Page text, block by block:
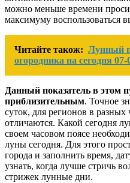
можно меньше времени
максимуму воспользоваться
Читайте також: Лунный
огородника на сегодня 07-
Данный показатель в этом
приблизительным. Точное
суток, для регионов в разных
отличаются. Какой сегодня
своем часовом поясе
луны сегодня. Для этого
города и заполнить время,
узнать, когда лучше стричь
стрижек лунные дни.